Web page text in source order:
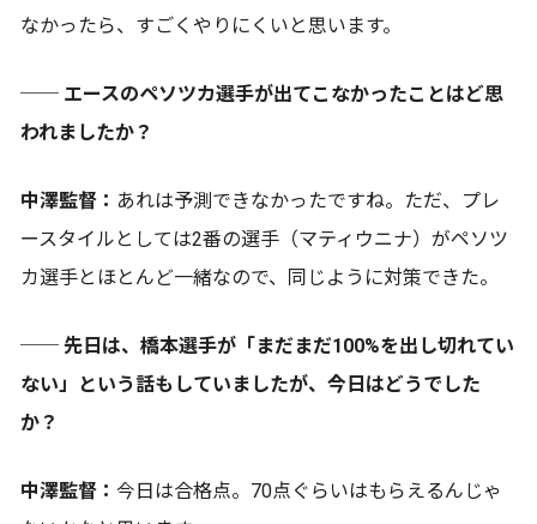
なかったら、すごくやりにくいと思います。
── エースのペソツカ選手が出てこなかったことはど思
われましたか？
中澤監督： あれは予測できなかったですね。ただ、プレ
ースタイルとしては2番の選手（マティウニナ）がペソツ
カ選手とほとんど一緒なので、同じように対策できた。
── 先日は、橋本選手が「まだまだ100%を出し切れてい
ない」という話もしていましたが、今日はどうでした
か？
中澤監督： 今日は合格点。70点ぐらいはもらえるんじゃ